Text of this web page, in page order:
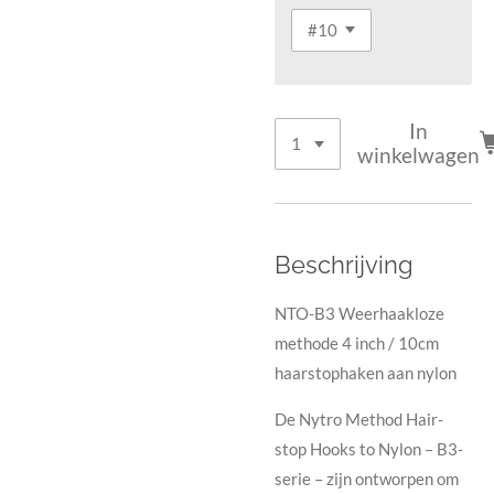
In
winkelwagen
Beschrijving
NTO-B3 Weerhaakloze
methode 4 inch / 10cm
haarstophaken aan nylon
De Nytro Method Hair-
stop Hooks to Nylon – B3-
serie – zijn ontworpen om